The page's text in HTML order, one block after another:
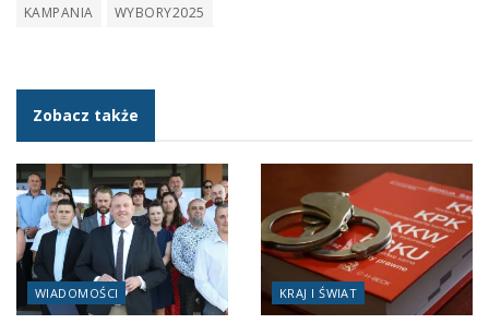
KAMPANIA
WYBORY2025
Zobacz także
WIADOMOŚCI KRAJ I ŚWIAT